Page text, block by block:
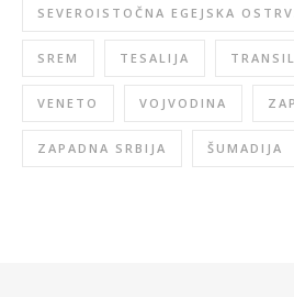
SEVEROISTOČNA EGEJSKA
SREM TESALIJA
VENETO VOJVODINA
ZAPADNA SRBIJA ŠUMADIJA